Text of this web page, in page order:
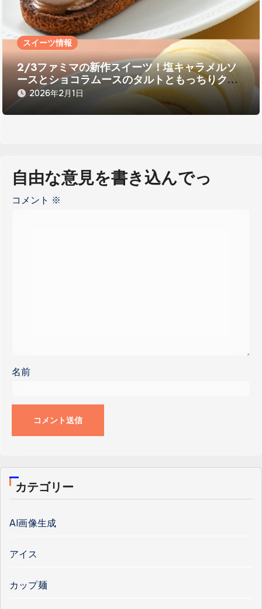
スイーツ情報
2/3ファミマの新作スイーツ！塩キャラメルソ
ースとショコラムースのタルトともっちりクリ
ームロール
2026年2月1日
自由な意見を書き込んでっ
コメント ※
名前
カテゴリー
AI画像生成
アイス
カップ麺